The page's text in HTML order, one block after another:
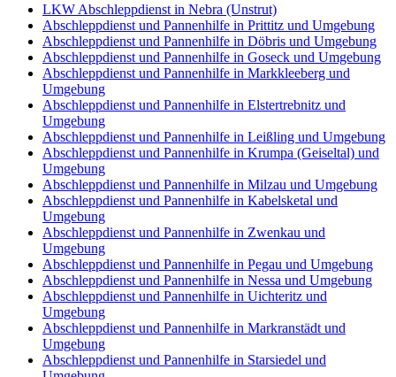
LKW Abschleppdienst in Nebra (Unstrut)
Abschleppdienst und Pannenhilfe in Prittitz und Umgebung
Abschleppdienst und Pannenhilfe in Döbris und Umgebung
Abschleppdienst und Pannenhilfe in Goseck und Umgebung
Abschleppdienst und Pannenhilfe in Markkleeberg und
Umgebung
Abschleppdienst und Pannenhilfe in Elstertrebnitz und
Umgebung
Abschleppdienst und Pannenhilfe in Leißling und Umgebung
Abschleppdienst und Pannenhilfe in Krumpa (Geiseltal) und
Umgebung
Abschleppdienst und Pannenhilfe in Milzau und Umgebung
Abschleppdienst und Pannenhilfe in Kabelsketal und
Umgebung
Abschleppdienst und Pannenhilfe in Zwenkau und
Umgebung
Abschleppdienst und Pannenhilfe in Pegau und Umgebung
Abschleppdienst und Pannenhilfe in Nessa und Umgebung
Abschleppdienst und Pannenhilfe in Uichteritz und
Umgebung
Abschleppdienst und Pannenhilfe in Markranstädt und
Umgebung
Abschleppdienst und Pannenhilfe in Starsiedel und